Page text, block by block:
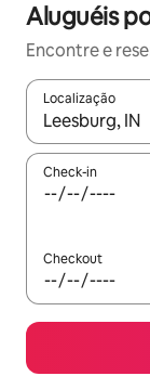
Aluguéis
Encontre e
Localização
Quando os
Check-in
Checkout